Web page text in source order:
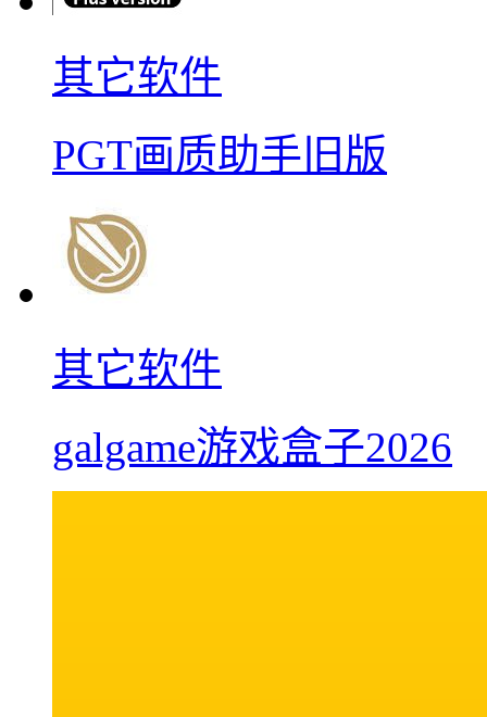
其它软件
PGT画质助手旧版
其它软件
galgame游戏盒子2026